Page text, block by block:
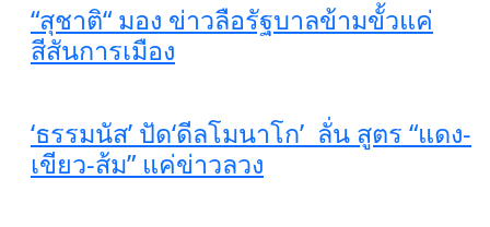
“สุชาติ“ มอง ข่าวลือรัฐบาลข้ามขั้วแค่
สีสันการเมือง
‘ธรรมนัส’ ปัด‘ดีลโมนาโก’ ลั่น สูตร “แดง-
เขียว-ส้ม” แค่ข่าวลวง